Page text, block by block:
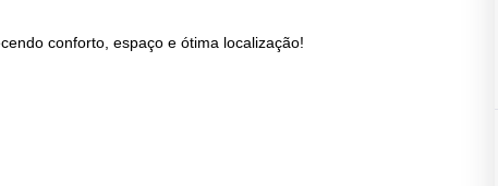
conforto, espaço e ótima localização!